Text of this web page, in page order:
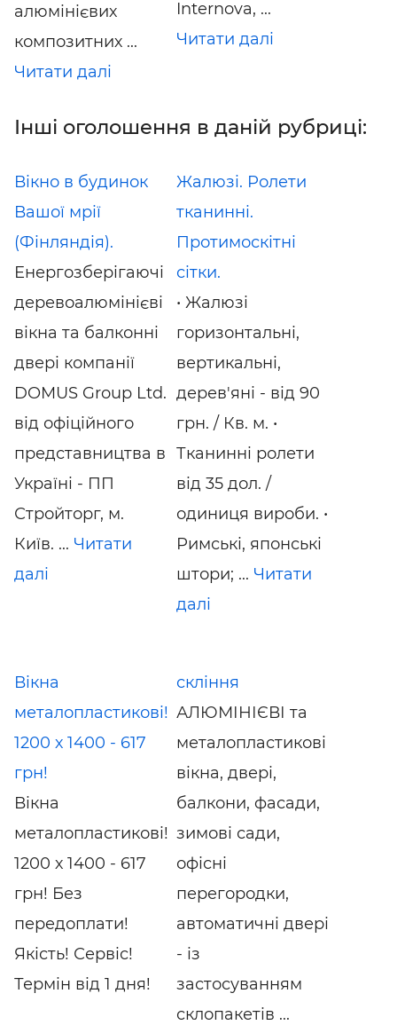
алюмінієвих
композитних ...
Читати далі
Internova, ...
Читати далі
Інші оголошення в даній рубриці:
Вікно в будинок
Вашої мрії
(Фінляндія).
Енергозберігаючі
деревоалюмінієві
вікна та балконні
двері компанії
DOMUS Group Ltd.
від офіційного
представництва в
Україні - ПП
Стройторг, м.
Київ. ... Читати
далі
Жалюзі. Ролети
тканинні.
Протимоскітні
сітки.
• Жалюзі
горизонтальні,
вертикальні,
дерев'яні - від 90
грн. / Кв. м. •
Тканинні ролети
від 35 дол. /
одиниця вироби. •
Римські, японські
штори; ... Читати
далі
Вікна
металопластикові!
1200 х 1400 - 617
грн!
Вікна
металопластикові!
1200 х 1400 - 617
грн! Без
передоплати!
Якість! Сервіс!
Термін від 1 дня!
скління
АЛЮМІНІЄВІ та
металопластикові
вікна, двері,
балкони, фасади,
зимові сади,
офісні
перегородки,
автоматичні двері
- із
застосуванням
склопакетів ...